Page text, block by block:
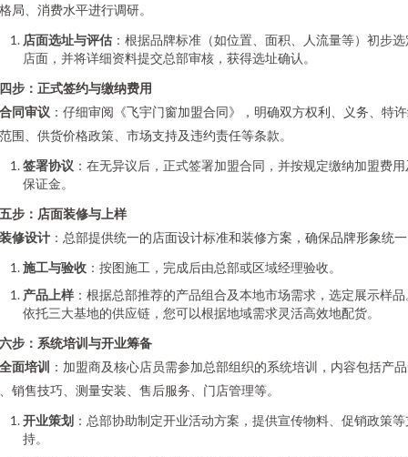
局、消费水平进行调研。
店面选址与评估 ：根据品牌标准（如位置、面积、人流量等）初步选
店面，并将详细资料提交总部审核，获得选址确认。
步：正式签约与缴纳费用
合同审议 ：仔细审阅《飞宇门窗加盟合同》，明确双方权利、义务、特
围、供货价格政策、市场支持及违约责任等条款。
签署协议 ：在无异议后，正式签署加盟合同，并按规定缴纳加盟费用
保证金。
步：店面装修与上样
装修设计 ：总部提供统一的店面设计标准和装修方案，确保品牌形象统
施工与验收 ：按图施工，完成后由总部或区域经理验收。
产品上样 ：根据总部推荐的产品组合及本地市场需求，选定展示样品
依托三大基地的供应链，您可以根据地域需求灵活高效地配货。
步：系统培训与开业筹备
全面培训 ：加盟商及核心店员需参加总部组织的系统培训，内容包括产
销售技巧、测量安装、售后服务、门店管理等。
开业策划 ：总部协助制定开业活动方案，提供宣传物料、促销政策等
持。